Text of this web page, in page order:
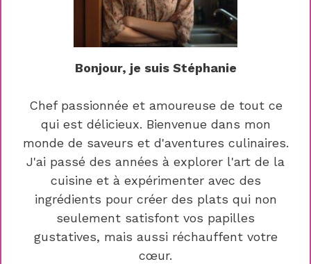
Bonjour, je suis Stéphanie
Chef passionnée et amoureuse de tout ce
qui est délicieux. Bienvenue dans mon
monde de saveurs et d'aventures culinaires.
J'ai passé des années à explorer l'art de la
cuisine et à expérimenter avec des
ingrédients pour créer des plats qui non
seulement satisfont vos papilles
gustatives, mais aussi réchauffent votre
cœur.